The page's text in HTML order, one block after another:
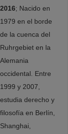
2016; Nacido en
1979 en el borde
de la cuenca del
Ruhrgebiet en la
Alemania
occidental. Entre
1999 y 2007,
estudia derecho y
filosofía en Berlín,
Shanghai,